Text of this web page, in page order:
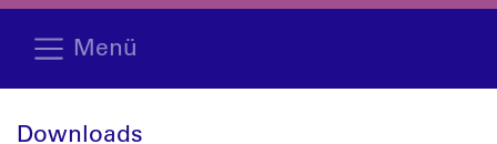
Menü
Downloads